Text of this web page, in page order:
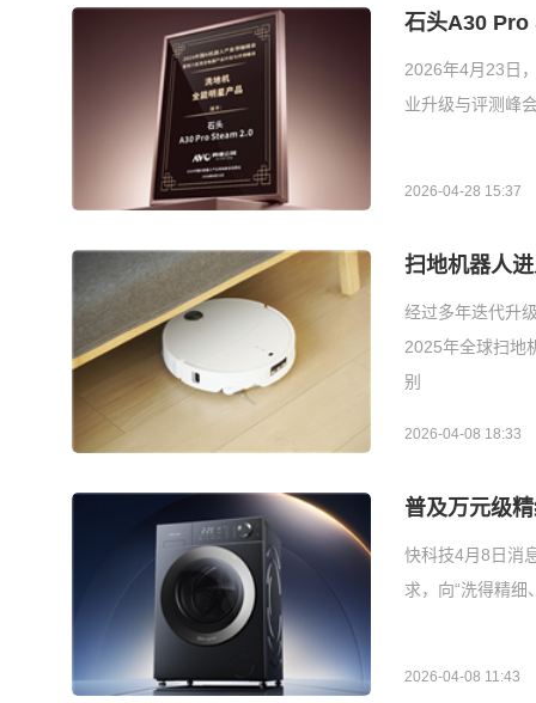
石头A30 Pro
2026年4月23日
业升级与评测峰
2026-04-28 15:37
扫地机器人
经过多年迭代升
2025年全球扫地
别
2026-04-08 18:33
普及万元级
快科技4月8日消
求，向“洗得精
2026-04-08 11:43